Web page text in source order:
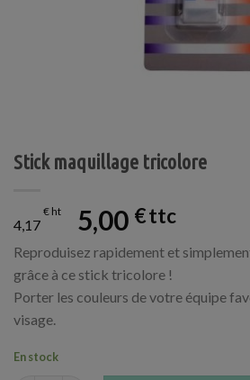
Stick maquillage tricolore
4,17
€ 5,00 €
Reproduisez rapidement et
grâce à ce stick tricolore !
Porter les couleurs de votre équipe
visage.
En stock